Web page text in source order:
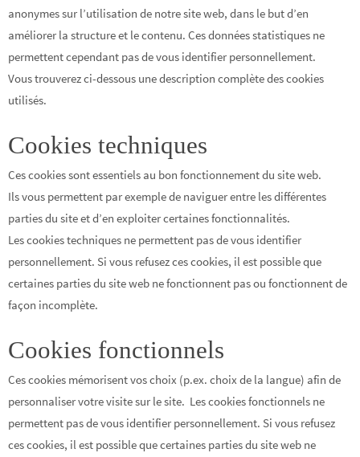
anonymes sur l’utilisation de notre site web, dans le but d’en
améliorer la structure et le contenu. Ces données statistiques ne
permettent cependant pas de vous identifier personnellement.
Vous trouverez ci-dessous une description complète des cookies
utilisés.
Cookies techniques
Ces cookies sont essentiels au bon fonctionnement du site web.
Ils vous permettent par exemple de naviguer entre les différentes
parties du site et d’en exploiter certaines fonctionnalités.
Les cookies techniques ne permettent pas de vous identifier
personnellement. Si vous refusez ces cookies, il est possible que
certaines parties du site web ne fonctionnent pas ou fonctionnent de
façon incomplète.
Cookies fonctionnels
Ces cookies mémorisent vos choix (p.ex. choix de la langue) afin de
personnaliser votre visite sur le site. Les cookies fonctionnels ne
permettent pas de vous identifier personnellement. Si vous refusez
ces cookies, il est possible que certaines parties du site web ne